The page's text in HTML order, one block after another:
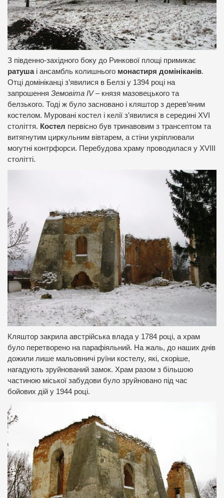
З південно-західного боку до Ринкової площі примикає
ратуша і ансамбль колишнього монастиря домініканів.
Отці домініканці з’явилися в Белзі у 1394 році на
запрошення Земовіта IV– князя мазовецького та
белзького. Тоді ж було засновано і кляштор з дерев’яним
костелом. Муровані костел і келії з’явилися в середині XVI
століття. Костел первісно був тринавовим з трансептом та
витягнутим циркульним вівтарем, а стіни укріплювали
могутні контрфорси. Перебудова храму проводилася у XVIII
столітті.
Кляштор закрила австрійська влада у 1784 році, а храм
було перетворено на парафіяльний. На жаль, до наших днів
дожили лише мальовничі руїни костелу, які, скоріше,
нагадують зруйнований замок. Храм разом з більшою
частиною міської забудови було зруйновано під час
бойових дій у 1944 році.